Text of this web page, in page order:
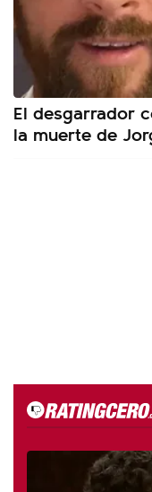
El desgarrador
la muerte de